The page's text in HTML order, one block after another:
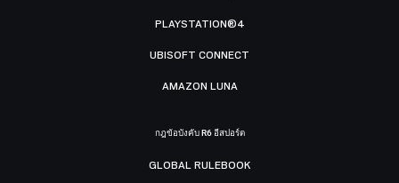
PLAYSTATION®4
UBISOFT CONNECT
AMAZON LUNA
กฎข้อบังคับ R6 อีสปอร์ต
GLOBAL RULEBOOK